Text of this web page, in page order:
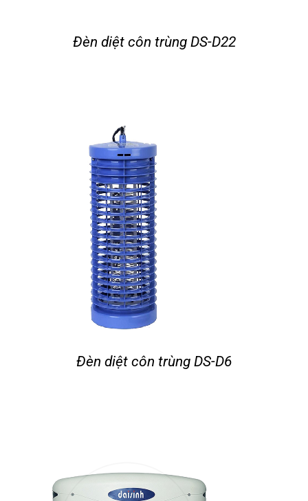
Đèn diệt côn trùng DS-D22
Đèn diệt côn trùng DS-D6